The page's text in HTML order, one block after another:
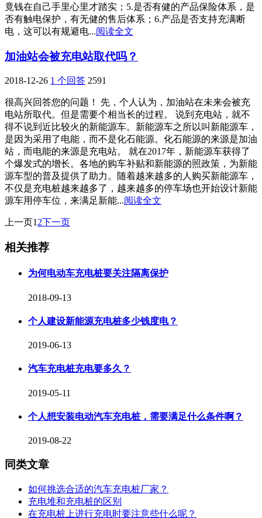
竟钱在自己手里心里才踏实；5.是否有健的产品保险体系，是
否有触电保护，有无健的售后体系；6.产品是否支持充满断
电，这可以有规避电...阅读全文
加油站会被充电站取代吗？
2018-12-26 1 个回答 2591
很高兴回答您的问题！ 先，个人认为，加油站在未来会被充
电站所取代。但是需要个相当长的过程。 说到充电站，就不
得不说到近比较火的新能源车。新能源车之所以叫新能源车，
是因为采用了电能，而不是化石能源。化石能源的来源是加油
站，而电能的来源是充电站。 就在2017年，新能源车获得了
个爆发式的增长。各地的购车补贴和新能源的照政策，为新能
源车型的普及提供了助力。随着越来越多的人购买新能源车，
不仅是充电桩越来越多了，越来越多的停车场也开始设计新能
源车用停车位，来满足新能...阅读全文
上一页1 2下一页
相关推荐
为何电动车充电桩要关注隔离保护
2018-09-13
个人建设新能源充电桩多少钱度电？
2019-06-13
汽车充电桩充电要多久？
2019-05-11
个人想安装电动汽车充电桩，需要满足什么条件啊？
2019-08-22
同类文章
如何挑选合适的汽车充电桩厂家？
充电堆和充电桩的区别
在充电桩上进行充电时要注意些什么呢？